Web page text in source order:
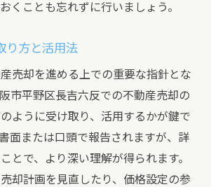
くことも忘れずに行いましょう。
り方と活用法
売却を進める上での重要な指針とな
市平野区長吉六反での不動産売却の
ように受け取り、活用するかが鍵で
面または口頭で報告されますが、詳
とで、より深い理解が得られます。
却計画を見直したり、価格設定の参